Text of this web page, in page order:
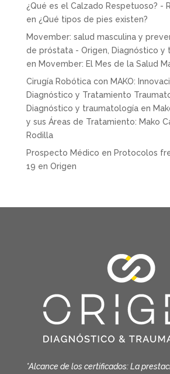
¿Qué es el Calzado Respetuoso? -
en ¿Qué tipos de pies existen?
Movember: salud masculina y
de próstata - Origen, Diagnóstico y
en Movember: El Mes de la Salud
Cirugía Robótica con MAKO:
Diagnóstico y Tratamiento
Diagnóstico y traumatologíaen
y sus Áreas de Tratamiento: Mako
Rodilla
Prospecto Médico en Protocolos
19 en Origen
*Alcance de los certificados: La